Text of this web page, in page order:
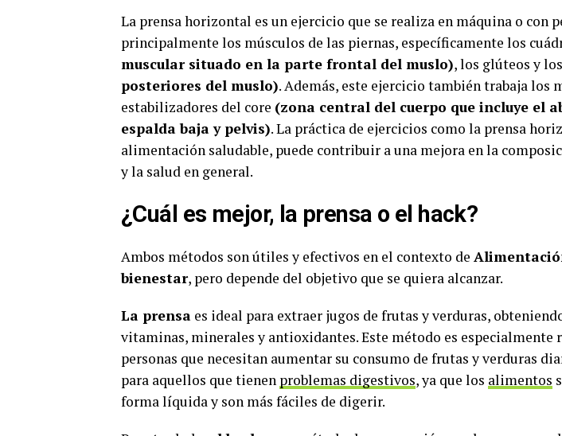
La prensa horizontal es un ejercicio que se realiza en máquina o con
principalmente los músculos de las piernas, específicamente los
muscular situado en la parte frontal del muslo), los glúteos y
posteriores del muslo). Además, este ejercicio también trabaja los
estabilizadores del core (zona central del cuerpo que incluye el
espalda baja y pelvis). La práctica de ejercicios como la prensa
alimentación saludable, puede contribuir a una mejora en la
y la salud en general.
¿Cuál es mejor, la prensa o el hack?
Ambos métodos son útiles y efectivos en el contexto de
bienestar, pero depende del objetivo que se quiera alcanzar.
La prensa es ideal para extraer jugos de frutas y verduras,
vitaminas, minerales y antioxidantes. Este método es especialmente
personas que necesitan aumentar su consumo de frutas y verduras
para aquellos que tienen problemas digestivos, ya que los alimentos
forma líquida y son más fáciles de digerir.